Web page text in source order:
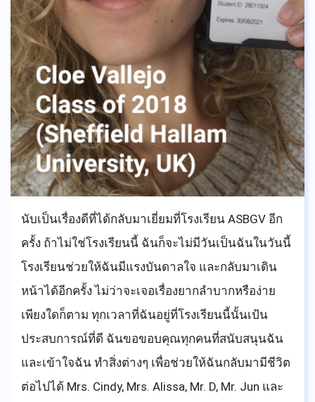
นับเป็นเรื่องดีที่ได้กลับมาเยี่ยมที่โรงเรียน ASBGV อีก
ครั้ง ถ้าไม่ใช่โรงเรียนนี้ ฉันก็จะไม่มีวันเป็นฉันในวันนี้
โรงเรียนช่วยให้ฉันมีแรงบันดาลใจ และกลับมาเดิน
หน้าได้อีกครั้ง ไม่ว่าจะเจอเรื่องยากลำบากหรือง่าย
เพียงใดก็ตาม ทุกเวลาที่ฉันอยู่ที่โรงเรียนนี้นั้นเป้น
ประสบการณ์ที่ดี ฉันขอขอบคุณทุกคนที่สนับสนุนฉัน
และเข้าใจฉัน ทำสิ่งต่างๆ เพื่อช่วยให้ฉันกลับมามีชีวิต
ต่อไปได้ Mrs. Cindy, Mrs. Alissa, Mr. D, Mr. Jun และ